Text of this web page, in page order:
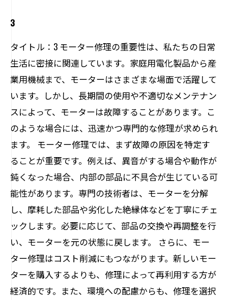
3
タイトル：3 モーター修理の重要性は、私たちの日常
生活に密接に関連しています。家庭用電化製品から産
業用機械まで、モーターはさまざまな場面で活躍して
います。しかし、長期間の使用や不適切なメンテナン
スによって、モーターは故障することがあります。こ
のような場合には、迅速かつ専門的な修理が求められ
ます。 モーター修理では、まず故障の原因を特定す
ることが重要です。例えば、異音がする場合や動作が
鈍くなった場合、内部の部品に不具合が生じている可
能性があります。専門の技術者は、モーターを分解
し、摩耗した部品や劣化した絶縁体などを丁寧にチェ
ックします。必要に応じて、部品の交換や再調整を行
い、モーターを元の状態に戻します。 さらに、モー
ター修理はコスト削減にもつながります。新しいモー
ターを購入するよりも、修理によって再利用する方が
経済的です。また、環境への配慮からも、修理を選択